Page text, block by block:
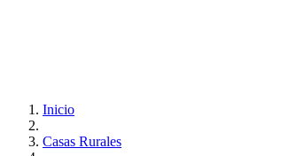
Inicio
Casas Rurales